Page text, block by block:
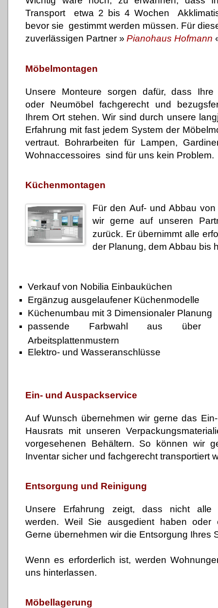
Transport etwa 2 bis 4 Wochen
bevor sie gestimmt werden müssen. Für
zuverlässigen Partner » Pianohaus Hofmann
Möbelmontagen
Unsere Monteure sorgen dafür, dass Ihre
oder Neumöbel fachgerecht und
Ihrem Ort stehen. Wir sind durch unsere
Erfahrung mit fast jedem System der
vertraut. Bohrarbeiten für Lampen,
Wohnaccessoires sind für uns kein Problem.
Küchenmontagen
Für den Auf- und Abbau
wir gerne auf unseren
zurück. Er übernimmt alle
der Planung, dem Abbau bis
Verkauf von Nobilia Einbauküchen
Ergänzug ausgelaufener Küchenmodelle
Küchenumbau mit 3 Dimensionaler Planung
passende Farbwahl aus über
Arbeitsplattenmustern
Elektro- und Wasseranschlüsse
Ein- und Auspackservice
Auf Wunsch übernehmen wir gerne das
Hausrats mit unseren
vorgesehenen Behältern. So können wir
Inventar sicher und fachgerecht transportiert
Entsorgung und Reinigung
Unsere Erfahrung zeigt, dass nicht alle
werden. Weil Sie ausgedient haben oder
Gerne übernehmen wir die Entsorgung Ihres
Wenn es erforderlich ist, werden
uns hinterlassen.
Möbellagerung